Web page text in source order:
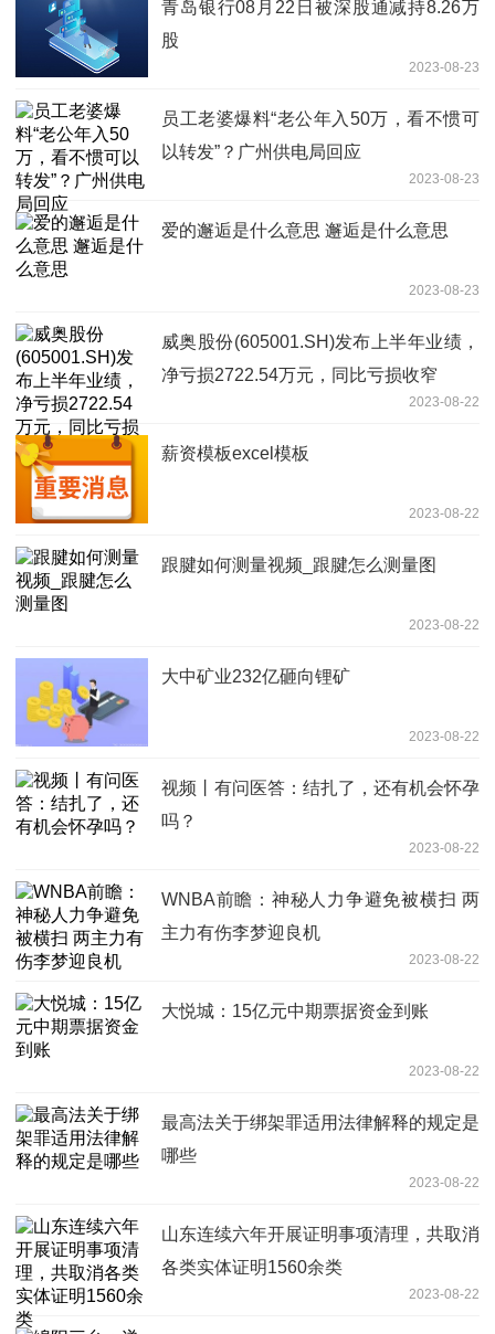
青岛银行08月22日被深股通减持8.26万
股
2023-08-23
员工老婆爆料“老公年入50万，看不惯可
以转发”？广州供电局回应
2023-08-23
爱的邂逅是什么意思 邂逅是什么意思
2023-08-23
威奥股份(605001.SH)发布上半年业绩，
净亏损2722.54万元，同比亏损收窄
2023-08-22
薪资模板excel模板
2023-08-22
跟腱如何测量视频_跟腱怎么测量图
2023-08-22
大中矿业232亿砸向锂矿
2023-08-22
视频丨有问医答：结扎了，还有机会怀孕
吗？
2023-08-22
WNBA前瞻：神秘人力争避免被横扫 两
主力有伤李梦迎良机
2023-08-22
大悦城：15亿元中期票据资金到账
2023-08-22
最高法关于绑架罪适用法律解释的规定是
哪些
2023-08-22
山东连续六年开展证明事项清理，共取消
各类实体证明1560余类
2023-08-22